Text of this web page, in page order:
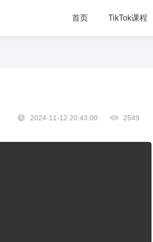
首页 TikTok课程
2024-11-12 20:43:00 2549